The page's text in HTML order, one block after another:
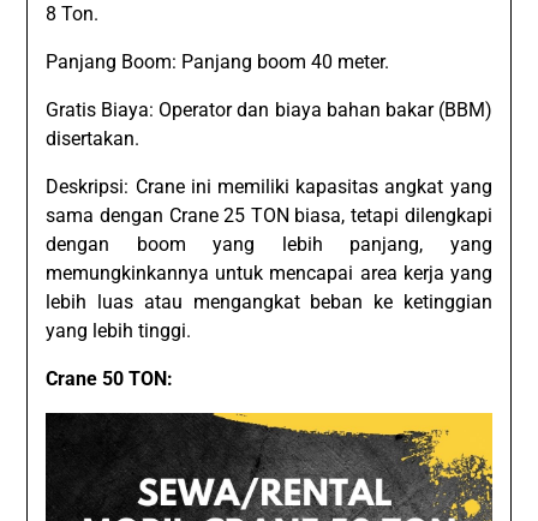
8 Ton.
Panjang Boom: Panjang boom 40 meter.
Gratis Biaya: Operator dan biaya bahan bakar (BBM)
disertakan.
Deskripsi: Crane ini memiliki kapasitas angkat yang
sama dengan Crane 25 TON biasa, tetapi dilengkapi
dengan boom yang lebih panjang, yang
memungkinkannya untuk mencapai area kerja yang
lebih luas atau mengangkat beban ke ketinggian
yang lebih tinggi.
Crane 50 TON: